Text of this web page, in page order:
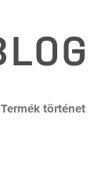
Termék történet